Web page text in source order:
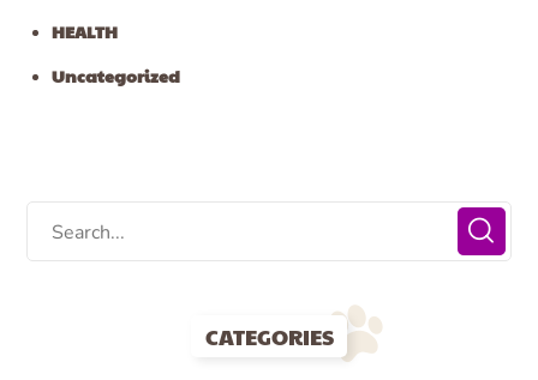
HEALTH
Uncategorized
CATEGORIES